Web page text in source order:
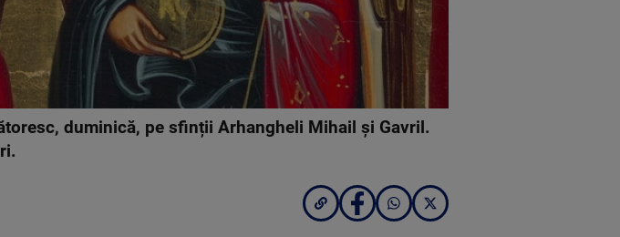
duminică, pe sfinții Arhangheli Mihail și Gavril.